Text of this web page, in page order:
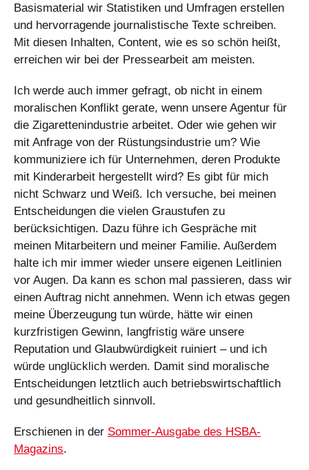
Basismaterial wir Statistiken und Umfragen erstellen
und hervorragende journalistische Texte schreiben.
Mit diesen Inhalten, Content, wie es so schön heißt,
erreichen wir bei der Pressearbeit am meisten.
Ich werde auch immer gefragt, ob nicht in einem
moralischen Konflikt gerate, wenn unsere Agentur für
die Zigarettenindustrie arbeitet. Oder wie gehen wir
mit Anfrage von der Rüstungsindustrie um? Wie
kommuniziere ich für Unternehmen, deren Produkte
mit Kinderarbeit hergestellt wird? Es gibt für mich
nicht Schwarz und Weiß. Ich versuche, bei meinen
Entscheidungen die vielen Graustufen zu
berücksichtigen. Dazu führe ich Gespräche mit
meinen Mitarbeitern und meiner Familie. Außerdem
halte ich mir immer wieder unsere eigenen Leitlinien
vor Augen. Da kann es schon mal passieren, dass wir
einen Auftrag nicht annehmen. Wenn ich etwas gegen
meine Überzeugung tun würde, hätte wir einen
kurzfristigen Gewinn, langfristig wäre unsere
Reputation und Glaubwürdigkeit ruiniert – und ich
würde unglücklich werden. Damit sind moralische
Entscheidungen letztlich auch betriebswirtschaftlich
und gesundheitlich sinnvoll.
Erschienen in der Sommer-Ausgabe des HSBA-
Magazins.